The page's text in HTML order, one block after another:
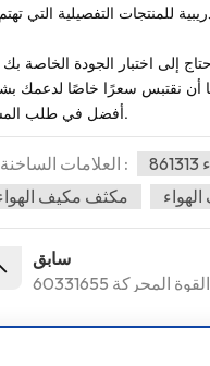
أن نقتبس سعرًا خاصًا لدعمك
أفضل في طلب المسار.
العلامات الساخنة :
مكثف مكيف
سابق
القوة المحركة